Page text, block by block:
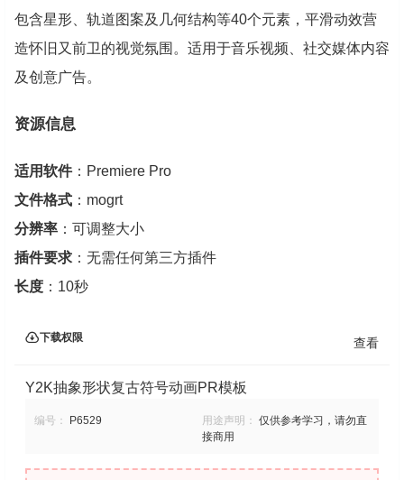
包含星形、轨道图案及几何结构等40个元素，平滑动效营
造怀旧又前卫的视觉氛围。适用于音乐视频、社交媒体内容
及创意广告。
资源信息
适用软件：Premiere Pro
文件格式 ：mogrt
分辨率 ：可调整大小
插件要求 ：无需任何第三方插件
长度 ：10秒
下载权限 查看
Y2K抽象形状复古符号动画PR模板
编号： P6529 用途声明： 仅供参考学习，请勿直
接商用